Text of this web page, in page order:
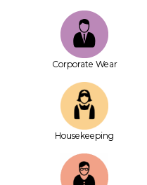
Corporate Wear
House­keeping